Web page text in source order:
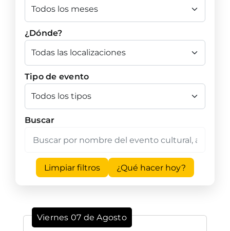
¿Dónde?
Tipo de evento
Buscar
Limpiar filtros ¿Qué hacer hoy?
Viernes 07 de Agosto